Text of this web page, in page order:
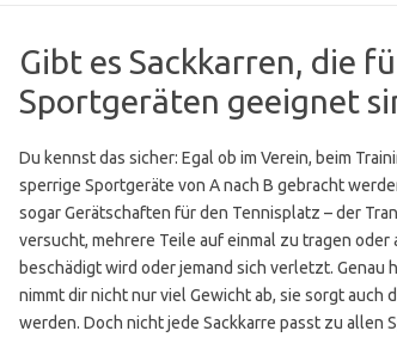
Gibt es Sackkarren, die
Sportgeräten geeignet
Du kennst das sicher: Egal ob im Verein, beim
sperrige Sportgeräte von A nach B gebracht
sogar Gerätschaften für den Tennisplatz – der
versucht, mehrere Teile auf einmal zu tragen
beschädigt wird oder jemand sich verletzt. Genau
nimmt dir nicht nur viel Gewicht ab, sie sorgt auch
werden. Doch nicht jede Sackkarre passt zu